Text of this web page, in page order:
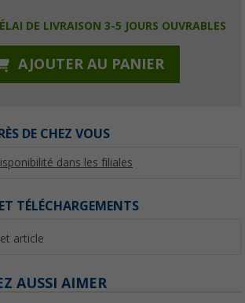
DE LIVRAISON 3-5 JOURS OUVRABLES
AJOUTER AU PANIER
DE CHEZ VOUS
dans les filiales
TÉLÉCHARGEMENTS
article
AUSSI AIMER